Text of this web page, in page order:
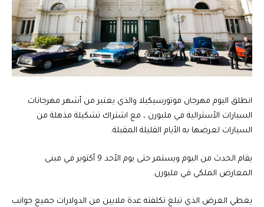
انطلق اليوم مهرجان موتورسيكيلا والذي يعتبر من أشهر مهرجانات
السيارات الأسترالية في ملبورن ، مع اشتراك تشكيلة مذهلة من
السيارات لعرضها به الأيام القليلة المقبلة.
يقام الحدث من اليوم ويستمر حتى يوم الأحد 9 أكتوبر في مبنى
المعارض الملكي في ملبورن.
يغطي العرض الذي تبلغ تكلفته عدة ملايين من الدولارات جميع جوانب